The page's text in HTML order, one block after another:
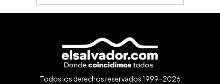
Todos los derechos reservados 1999-2026